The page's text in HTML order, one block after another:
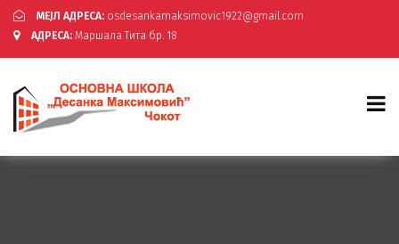
МЕЈЛ АДРЕСА: osdesankamaksimovic1922@gmail.com
АДРЕСА: Маршала Тита бр. 18